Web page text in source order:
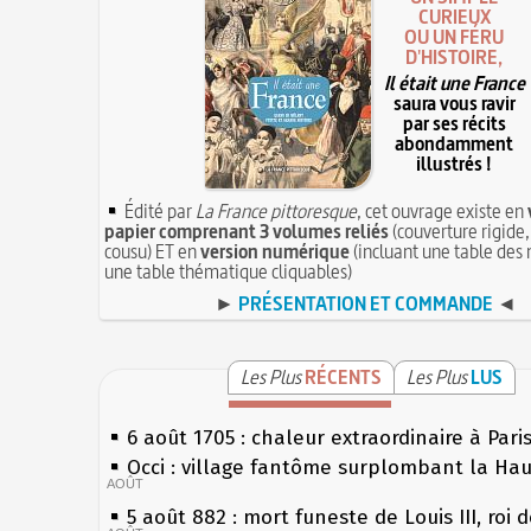
CURIEUX
OU UN FÉRU
D'HISTOIRE,
Il était une France
saura vous ravir
par ses récits
abondamment
illustrés !
Édité parLa France pittoresque, cet ouvrage existe en
papier comprenant 3 volumes reliés(couverture
cousu) ET enversion numérique(incluant une table des
une table thématique cliquables)
► PRÉSENTATION ET COMMANDE ◄
Les PlusRÉCENTS Les PlusLUS
6 août 1705 : chaleur extraordinaire à Paris
Occi : village fantôme surplombant la
AOÛT
5 août 882 : mort funeste de Louis III, roi